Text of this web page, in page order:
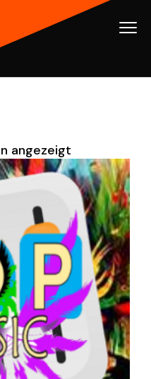
angezeigt